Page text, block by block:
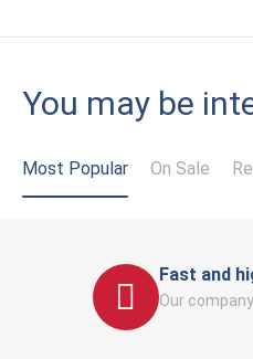
You may be
Most Popular On Sale
Fast and
Our